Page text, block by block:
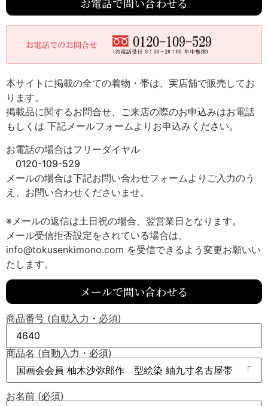
本サイトに掲載の全ての着物・帯は、実店舗で販売してお
ります。
掲載品に関するお問合せ、ご来店の際のお申込みはお電話
もしくは 下記メールフォームよりお申込みください。
お電話の場合はフリーダイヤル
0120-109-529
メールの場合は下記お問い合わせフォームよりご入力のう
え、お問い合わせくださいませ。
※メールの返信は土日祝の場合、翌営業日となります。
メール受信拒否設定をされている場合は、
info@tokusenkimono.com を受信できるよう変更お願いい
たします。
メールで問い合わせる
商品番号 (自動入力・必須)
商品名 (自動入力・必須)
お名前 (必須)
お電話で問い合わせる